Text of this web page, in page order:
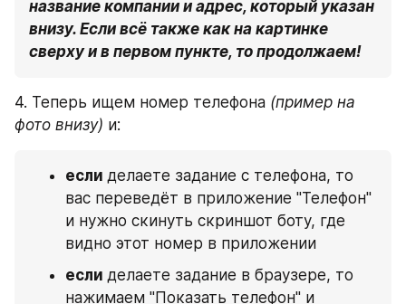
название компании и адрес, который указан
внизу. Если всё также как на картинке
сверху и в первом пункте, то продолжаем!
4. Теперь ищем номер телефона (пример на
фото внизу) и:
если делаете задание с телефона, то
вас переведёт в приложение "Телефон"
и нужно скинуть скриншот боту, где
видно этот номер в приложении
если делаете задание в браузере, то
нажимаем "Показать телефон" и